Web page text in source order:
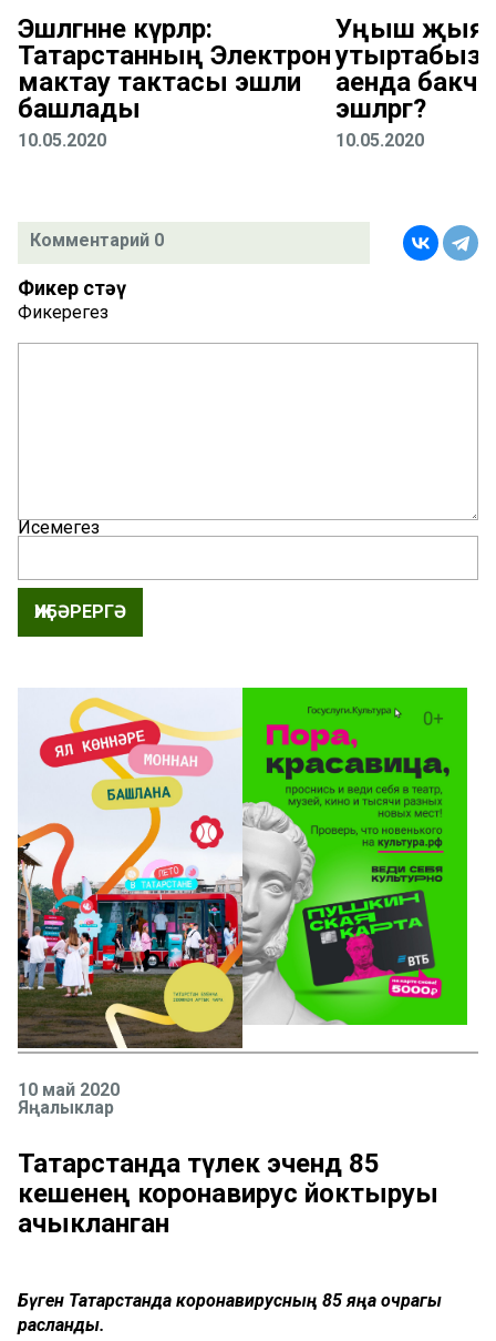
Эшләгәнне күрәләр:
Татарстанның Электрон
мактау тактасы эшли
башлады
10.05.2020
Уңыш
утыртабыз:
аенда
эшләргә?
10.05.2020
Комментарий 0
Фикер өстәү
Фикерегез
Исемегез
ҖИБӘРЕРГӘ
10 май 2020
Яңалыклар
Татарстанда тәүлек эчендә 85
кешенең коронавирус йоктыруы
ачыкланган
Бүген Татарстанда коронавирусның 85 яңа очрагы
расланды.